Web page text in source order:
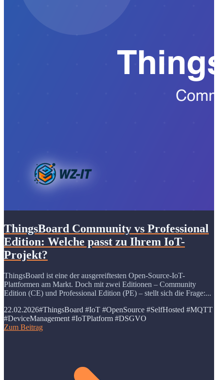
ThingsBoard Community vs Professional
Edition: Welche passt zu Ihrem IoT-
Projekt?
ThingsBoard ist eine der ausgereiftesten Open-Source-IoT-
Plattformen am Markt. Doch mit zwei Editionen – Community
Edition (CE) und Professional Edition (PE) – stellt sich die Frage:...
22.02.2026#ThingsBoard #IoT #OpenSource #SelfHosted #MQTT
#DeviceManagement #IoTPlatform #DSGVO
Zum Beitrag